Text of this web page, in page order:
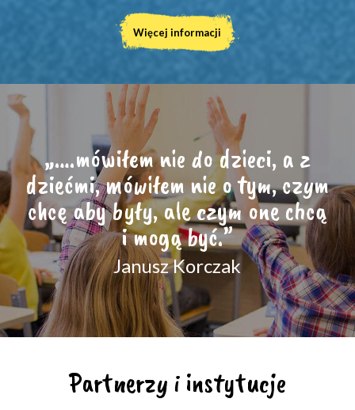
Więcej informacji
„….mówiłem nie do dzieci, a z
dziećmi, mówiłem nie o tym, czym
chcę aby były, ale czym one chcą
i mogą być.”
Janusz Korczak
Partnerzy i instytucje